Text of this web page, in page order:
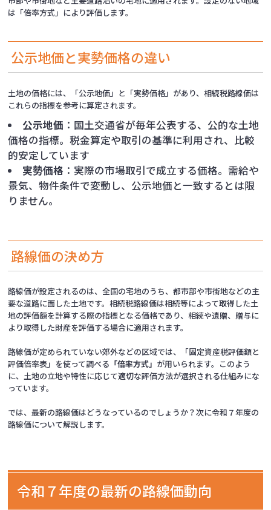
は「倍率方式」により評価します。
公示地価と実勢価格の違い
土地の価格には、「公示地価」と「実勢価格」があり、相続税路線価は
これらの指標を参考に算定されます。
公示地価 ：国土交通省が毎年公表する、公的な土地
価格の指標。税金算定や取引の基準に利用され、比較
的安定しています
実勢価格 ：実際の市場取引で成立する価格。需給や
景気、物件条件で変動し、公示地価と一致するとは限
りません。
路線価の決め方
路線価が設定されるのは、全国の宅地のうち、都市部や市街地などの主
要な道路に面した土地です。相続税路線価は相続等によって取得した土
地の評価額を計算する際の指標となる価格であり、相続や遺贈、贈与に
より取得した財産を評価する場合に適用されます。
路線価が定められていない郊外などの区域では、「固定資産税評価額と
評価倍率表」を使って調べる 「倍率方式」 が用いられます。このよう
に、土地の立地や特性に応じて適切な評価方法が選択される仕組みにな
っています。
では、最新の路線価はどうなっているのでしょうか？次に令和７年度の
路線価について解説します。
令和７年度の最新の路線価動向